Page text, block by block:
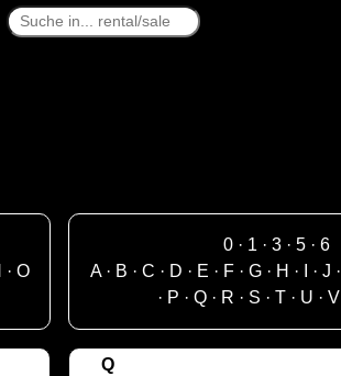
· O
0 · 1 ·3 ·5 ·6
A· B · C · D · E · F· G· H · · J ·
· P ·Q · R · S ·T · U ·V
Q